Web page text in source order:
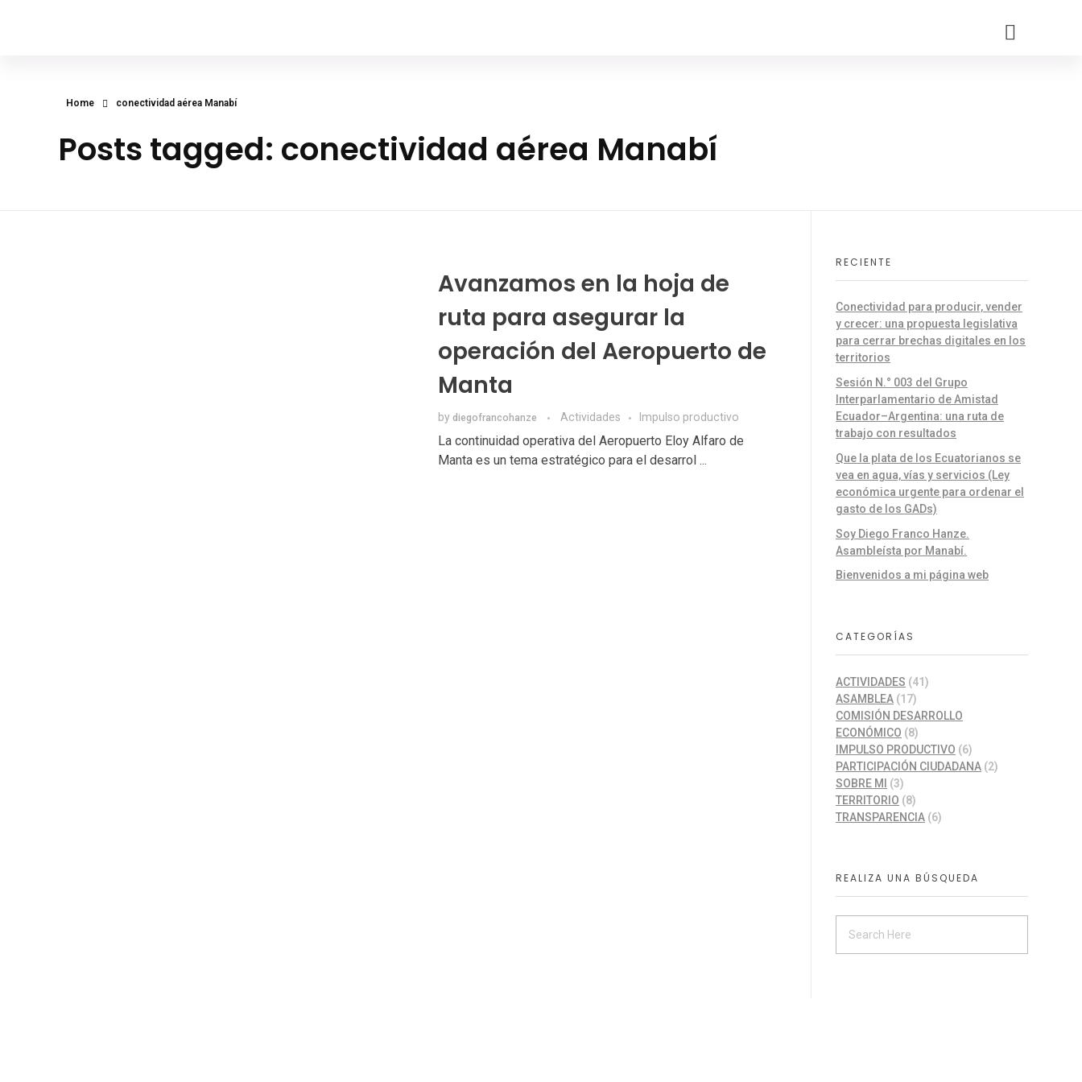
Home conectividad aérea Manabí
Posts tagged: conectividad aérea Manabí
Avanzamos en la hoja de
ruta para asegurar la
operación del Aeropuerto de
Manta
by diegofrancohanze Actividades Impulso productivo
La continuidad operativa del Aeropuerto Eloy Alfaro de
Manta es un tema estratégico para el desarrol ...
RECIENTE
Conectividad para producir, vender
y crecer: una propuesta legislativa
para cerrar brechas digitales en los
territorios
Sesión N.° 003 del Grupo
Interparlamentario de Amistad
Ecuador–Argentina: una ruta de
trabajo con resultados
Que la plata de los Ecuatorianos se
vea en agua, vías y servicios (Ley
económica urgente para ordenar el
gasto de los GADs)
Soy Diego Franco Hanze.
Asambleísta por Manabí.
Bienvenidos a mi página web
CATEGORÍAS
ACTIVIDADES (41)
ASAMBLEA (17)
COMISIÓN DESARROLLO
ECONÓMICO (8)
IMPULSO PRODUCTIVO (6)
PARTICIPACIÓN CIUDADANA (2)
SOBRE MI (3)
TERRITORIO (8)
TRANSPARENCIA (6)
REALIZA UNA BÚSQUEDA